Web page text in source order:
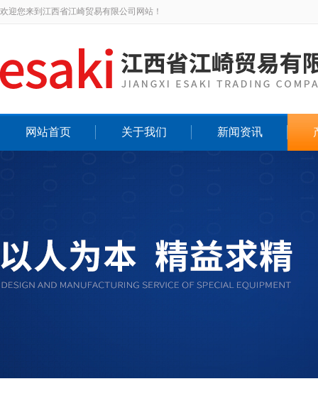
欢迎您来到江西省江崎贸易有限公司网站！
网站首页 关于我们 新闻资讯